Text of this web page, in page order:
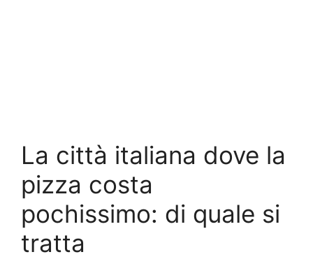
La città italiana dove la
pizza costa
pochissimo: di quale si
tratta